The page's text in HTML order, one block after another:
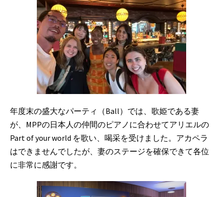
年度末の盛大なパーティ（Ball）では、歌姫である妻
が、MPPの日本人の仲間のピアノに合わせてアリエルの
Part of your world を歌い、喝采を受けました。アカペラ
はできませんでしたが、妻のステージを確保できて各位
に非常に感謝です。